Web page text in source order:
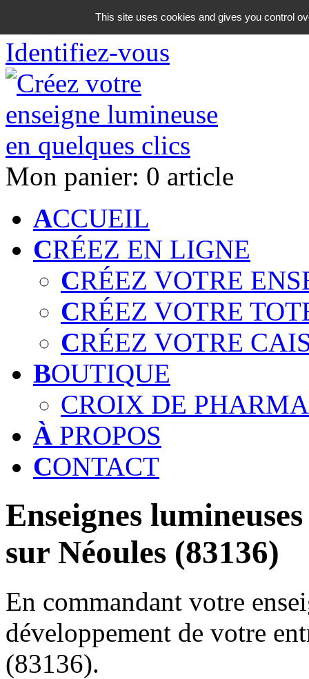
06 18 42 08 59
Identifiez-vous
Mon panier: 0 article
ACCUEIL
CRÉEZ EN LIGNE
CRÉEZ VOTRE
CRÉEZ VOTRE
CRÉEZ VOTRE
BOUTIQUE
CROIX DE
À PROPOS
CONTACT
Enseignes
sur Néoules (83136)
En commandant votre
développement de votre
(83136).
This site uses cookies and gives you control